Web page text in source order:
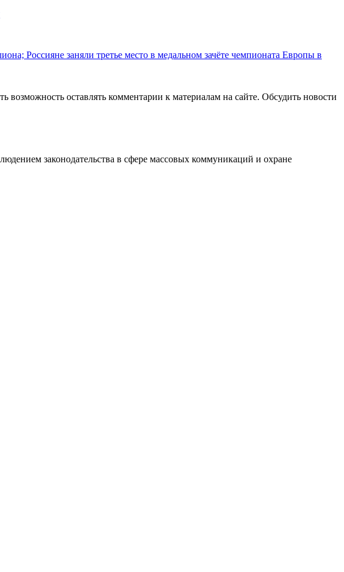
Россияне заняли третье место в медальном зачёте чемпионата Европы в
оставлять комментарии к материалам на сайте. Обсудить новости
законодательства в сфере массовых коммуникаций и охране